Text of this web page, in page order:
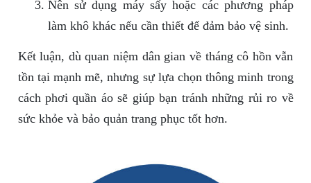
Nên sử dụng máy sấy hoặc các phương pháp
làm khô khác nếu cần thiết để đảm bảo vệ sinh.
Kết luận, dù quan niệm dân gian về tháng cô hồn vẫn
tồn tại mạnh mẽ, nhưng sự lựa chọn thông minh trong
cách phơi quần áo sẽ giúp bạn tránh những rủi ro về
sức khỏe và bảo quản trang phục tốt hơn.